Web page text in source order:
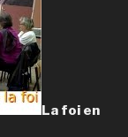
La foi en